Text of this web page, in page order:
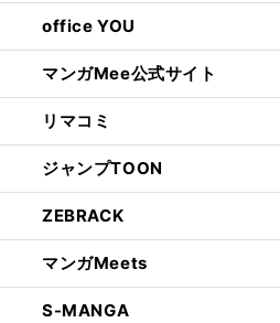
office YOU
マンガMee公式サイト
リマコミ
ジャンプTOON
ZEBRACK
マンガMeets
S-MANGA